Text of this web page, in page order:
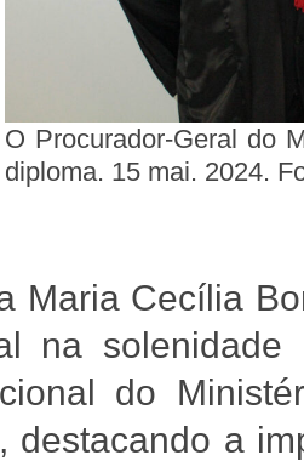
O Procurador-Geral do
diploma. 15 mai. 2024.
Maria Cecília
na
do
destacando a